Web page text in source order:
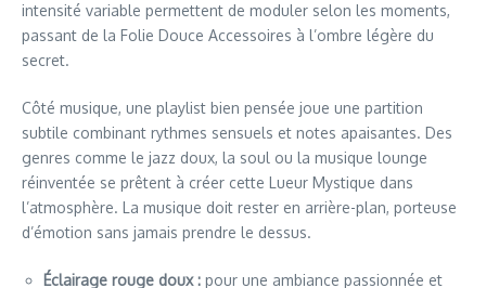
intensité variable permettent de moduler selon les moments,
passant de la Folie Douce Accessoires à l’ombre légère du
secret.
Côté musique, une playlist bien pensée joue une partition
subtile combinant rythmes sensuels et notes apaisantes. Des
genres comme le jazz doux, la soul ou la musique lounge
réinventée se prêtent à créer cette Lueur Mystique dans
l’atmosphère. La musique doit rester en arrière-plan, porteuse
d’émotion sans jamais prendre le dessus.
Éclairage rouge doux : pour une ambiance passionnée et